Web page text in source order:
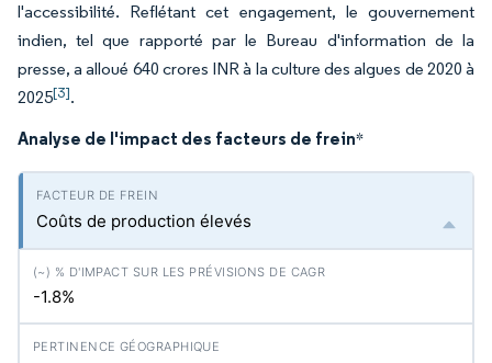
l'accessibilité. Reflétant cet engagement, le gouvernement
indien, tel que rapporté par le Bureau d'information de la
presse, a alloué 640 crores INR à la culture des algues de 2020 à
2025[3].
Analyse de l'impact des facteurs de frein*
Coûts de production élevés
-1.8%